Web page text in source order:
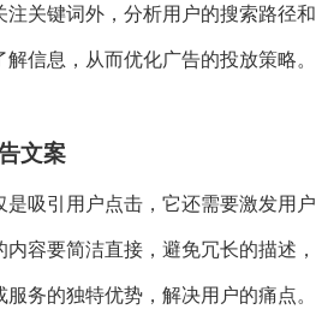
注关键词外，分析用户的搜索路径
信息，从而优化广告的投放策略。
文案
是吸引用户点击，它还需要激发用
内容要简洁直接，避免冗长的描述
务的独特优势，解决用户的痛点